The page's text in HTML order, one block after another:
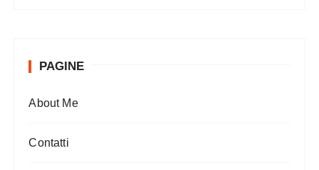
PAGINE
About Me
Contatti